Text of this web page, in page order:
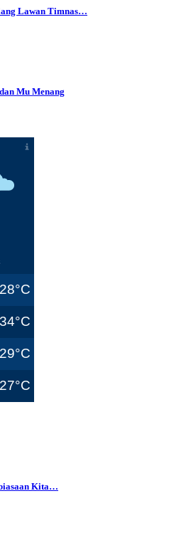
Lawan Timnas…
Mu Menang
Kita…